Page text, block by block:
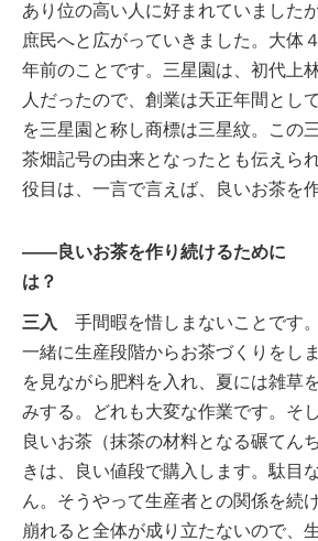
あり位の高い人に好まれていました
庶民へと広がっていきました。大体
年前のことです。三星園は、初代上
人だったので、創業は天正年間とし
を三星園と称し商標は三星紋。この
茶畑記号の由来となったとも伝えら
役目は、一言で言えば、良いお茶を
――良いお茶を作り続けるために
は？
三入
手間暇を惜しまないことです
一緒に生産段階からお茶づくりをし
を見ながら肥料を入れ、夏には雑草
みする。どれも大変な作業です。そ
良いお茶（抹茶の材料となる碾てん
きは、良い値段で購入します。駄目
ん。そうやって生産者との関係を続
崩れると全体が成り立たないので、